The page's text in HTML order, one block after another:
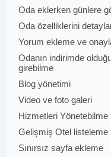
Oda eklerken günlere
Oda özelliklerini
Yorum ekleme ve
Odanın indirimde
girebilme
Blog yönetimi
Video ve foto galeri
Hizmetleri Yönetebilme
Gelişmiş Otel listeleme
Sınırsız sayfa ekleme